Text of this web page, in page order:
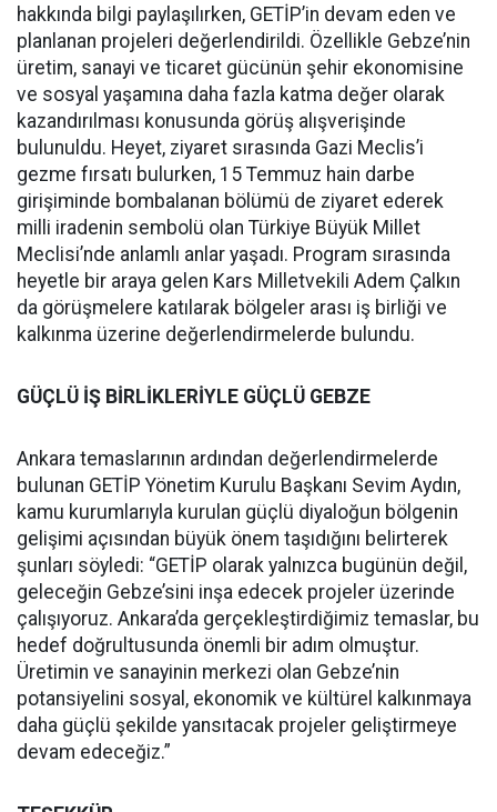
hakkında bilgi paylaşılırken, GETİP’in devam eden ve
planlanan projeleri değerlendirildi. Özellikle Gebze’nin
üretim, sanayi ve ticaret gücünün şehir ekonomisine
ve sosyal yaşamına daha fazla katma değer olarak
kazandırılması konusunda görüş alışverişinde
bulunuldu. Heyet, ziyaret sırasında Gazi Meclis’i
gezme fırsatı bulurken, 15 Temmuz hain darbe
girişiminde bombalanan bölümü de ziyaret ederek
milli iradenin sembolü olan Türkiye Büyük Millet
Meclisi’nde anlamlı anlar yaşadı. Program sırasında
heyetle bir araya gelen Kars Milletvekili Adem Çalkın
da görüşmelere katılarak bölgeler arası iş birliği ve
kalkınma üzerine değerlendirmelerde bulundu.
GÜÇLÜ İŞ BİRLİKLERİYLE GÜÇLÜ GEBZE
Ankara temaslarının ardından değerlendirmelerde
bulunan GETİP Yönetim Kurulu Başkanı Sevim Aydın,
kamu kurumlarıyla kurulan güçlü diyaloğun bölgenin
gelişimi açısından büyük önem taşıdığını belirterek
şunları söyledi: “GETİP olarak yalnızca bugünün değil,
geleceğin Gebze’sini inşa edecek projeler üzerinde
çalışıyoruz. Ankara’da gerçekleştirdiğimiz temaslar, bu
hedef doğrultusunda önemli bir adım olmuştur.
Üretimin ve sanayinin merkezi olan Gebze’nin
potansiyelini sosyal, ekonomik ve kültürel kalkınmaya
daha güçlü şekilde yansıtacak projeler geliştirmeye
devam edeceğiz.”